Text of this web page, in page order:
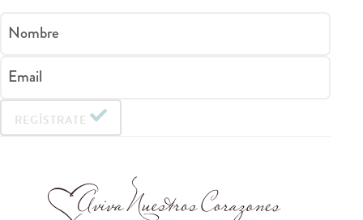
Nombre
Email
REGÍSTRATE